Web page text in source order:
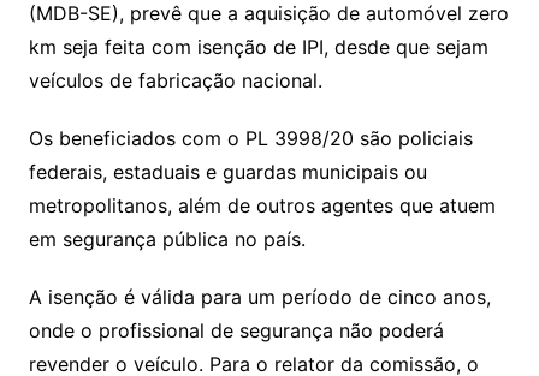
(MDB-SE), prevê que a aquisição de automóvel zero
km seja feita com isenção de IPI, desde que sejam
veículos de fabricação nacional.
Os beneficiados com o PL 3998/20 são policiais
federais, estaduais e guardas municipais ou
metropolitanos, além de outros agentes que atuem
em segurança pública no país.
A isenção é válida para um período de cinco anos,
onde o profissional de segurança não poderá
revender o veículo. Para o relator da comissão, o